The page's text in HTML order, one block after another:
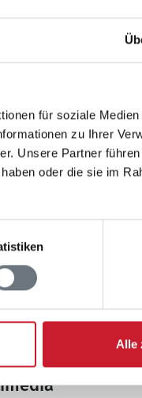
für soziale
zu Ihrer
Unsere Partner
oder die sie im
Alle
cm.
Duschen: 2
Toiletten: 2